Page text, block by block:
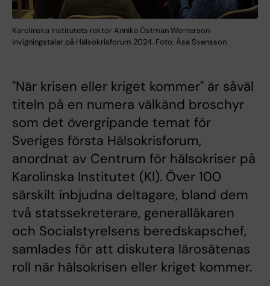
Karolinska Institutets rektor Annika Östman Wernerson
invigningstalar på Hälsokrisforum 2024. Foto: Åsa Svensson
"När krisen eller kriget kommer" är såväl
titeln på en numera välkänd broschyr
som det övergripande temat för
Sveriges första Hälsokrisforum,
anordnat av Centrum för hälsokriser på
Karolinska Institutet (KI). Över 100
särskilt inbjudna deltagare, bland dem
två statssekreterare, generalläkaren
och Socialstyrelsens beredskapschef,
samlades för att diskutera lärosätenas
roll när hälsokrisen eller kriget kommer.